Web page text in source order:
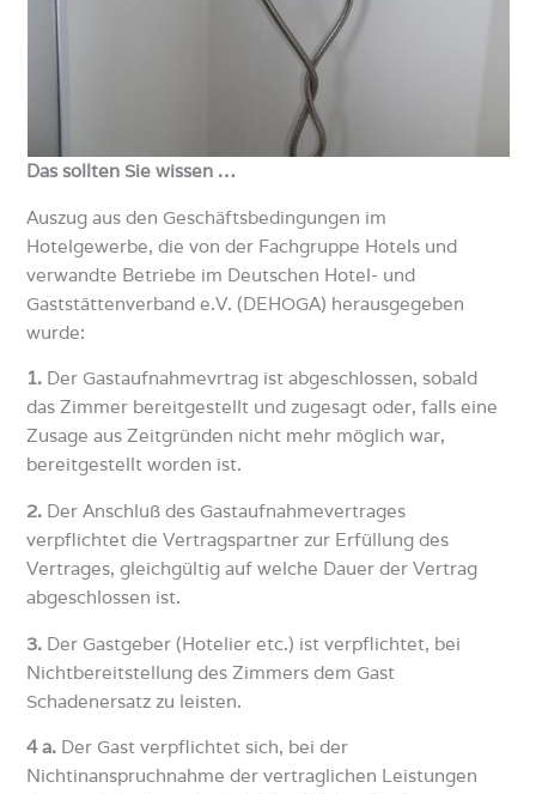
Das sollten Sie wissen …
Auszug aus den Geschäftsbedingungen im
Hotelgewerbe, die von der Fachgruppe Hotels und
verwandte Betriebe im Deutschen Hotel- und
Gaststättenverband e.V. (DEHOGA) herausgegeben
wurde:
1. Der Gastaufnahmevrtrag ist abgeschlossen, sobald
das Zimmer bereitgestellt und zugesagt oder, falls eine
Zusage aus Zeitgründen nicht mehr möglich war,
bereitgestellt worden ist.
2. Der Anschluß des Gastaufnahmevertrages
verpflichtet die Vertragspartner zur Erfüllung des
Vertrages, gleichgültig auf welche Dauer der Vertrag
abgeschlossen ist.
3. Der Gastgeber (Hotelier etc.) ist verpflichtet, bei
Nichtbereitstellung des Zimmers dem Gast
Schadenersatz zu leisten.
4 a. Der Gast verpflichtet sich, bei der
Nichtinanspruchnahme der vertraglichen Leistungen